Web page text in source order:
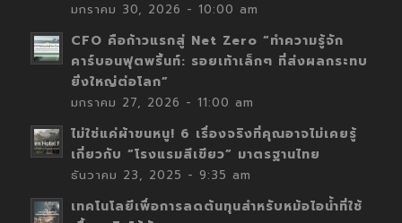
มกราคม 30, 2026 - 10:00 am
CFO คือก้าวแรกสู่ Net Zero “ทำความรู้จัก
คาร์บอนฟุตพริ้นท์: รอยเท้าเล็กๆ ที่ส่งผลกระทบ
ยิ่งใหญ่ต่อโลก”
มกราคม 27, 2026 - 11:00 am
ไม่ใช่แค่ผ้าขนหนู! 6 เรื่องจริงที่คุณอาจไม่เคยรู้
เกี่ยวกับ “โรงแรมสีเขียว” มาตรฐานไทย
ธันวาคม 23, 2025 - 9:35 am
เทคโนโลยีเพื่อการลดต้นทุนสำหรับหม้อไอน้ำที่ใช้